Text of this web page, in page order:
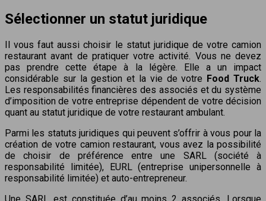
Sélectionner un statut juridique
Il vous faut aussi choisir le statut juridique de votre camion
restaurant avant de pratiquer votre activité. Vous ne devez
pas prendre cette étape à la légère. Elle a un impact
considérable sur la gestion et la vie de votre Food Truck.
Les responsabilités financières des associés et du système
d’imposition de votre entreprise dépendent de votre décision
quant au statut juridique de votre restaurant ambulant.
Parmi les statuts juridiques qui peuvent s’offrir à vous pour la
création de votre camion restaurant, vous avez la possibilité
de choisir de préférence entre une SARL (société à
responsabilité limitée), EURL (entreprise unipersonnelle à
responsabilité limitée) et auto-entrepreneur.